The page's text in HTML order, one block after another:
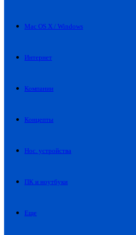
Mac OS X / Windows
Интернет
Компании
Концепты
Нос. устройства
ПК и ноутбуки
Еще